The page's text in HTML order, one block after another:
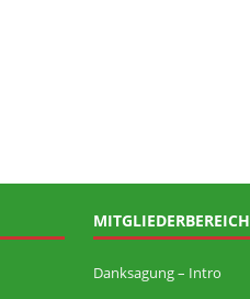
MITGLIEDERBEREICH
Danksagung – Intro